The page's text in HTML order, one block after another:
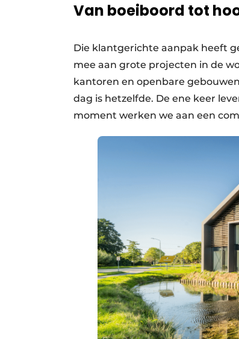
Van boeiboord tot
Die klantgerichte aanpak heeft
mee aan grote projecten in de
kantoren en openbare
dag is hetzelfde. De ene keer
moment werken we aan een